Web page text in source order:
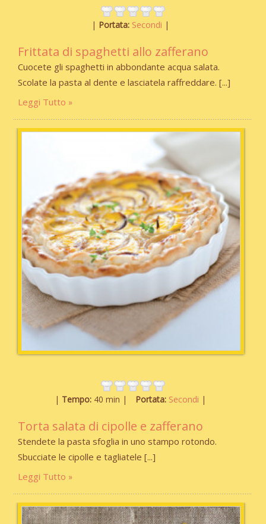
Portata: Secondi
Frittata di spaghetti allo zafferano
Cuocete gli spaghetti in abbondante acqua salata.
Scolate la pasta al dente e lasciatela raffreddare.
Leggi Tutto
Tempo: 40 min Portata: Secondi
Torta salata di cipolle e zafferano
Stendete la pasta sfoglia in uno stampo rotondo.
Sbucciate le cipolle e tagliatele
Leggi Tutto